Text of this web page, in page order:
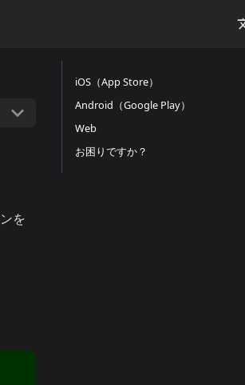
を
iOS（App Store）
Android（Google Play）
Web
お困りですか？